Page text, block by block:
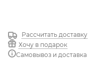
Рассчитать доставку
Хочу в подарок
Самовывоз и доставка